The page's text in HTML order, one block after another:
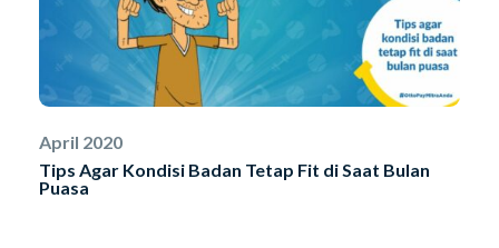
April 2020
Tips Agar Kondisi Badan Tetap Fit di Saat Bulan
Puasa